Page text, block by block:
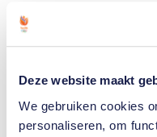
Deze website maakt
We gebruiken cookies
personaliseren, om
Alle gouden
voor